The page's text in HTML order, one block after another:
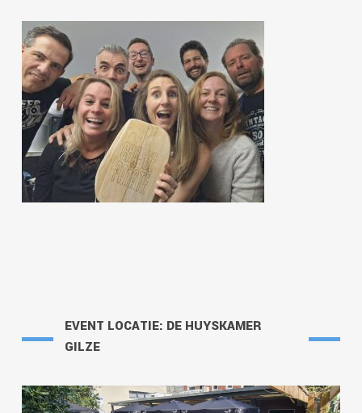
EVENT LOCATIE: DE HUYSKAMER
GILZE